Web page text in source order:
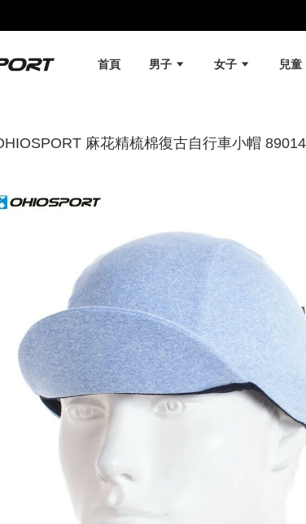
首頁 男子 女子 兒童
麻花精梳棉復古自行車小帽